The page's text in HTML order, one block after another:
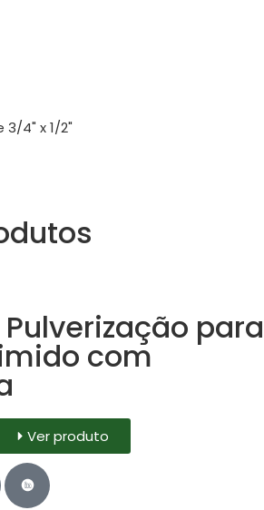
4" x 1/2"
para
com
Ver produto